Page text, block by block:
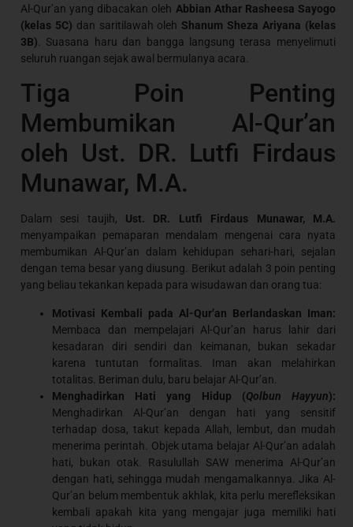
Al-Qur’an yang dibacakan oleh Abbian Athar Rasheesa Sayogo
(kelas 5C) dan saritilawah oleh Shanum Sheza Ariyana (kelas
3B) . Suasana haru dan bangga langsung terasa menyelimuti
seluruh ruangan sejak awal bermulanya acara.
Tiga Poin Penting
Membumikan Al-Qur’an
oleh Ust. DR. Lutfi Firdaus
Munawar, M.A.
Dalam sesi taujih, Ust. DR. Lutfi Firdaus Munawar, M.A.
menyampaikan pemaparan mendalam mengenai cara nyata
membumikan Al-Qur’an dalam kehidupan sehari-hari, sejalan
dengan tema besar yang diusung. Berikut adalah 3 poin penting
yang beliau tekankan kepada para wisudawan dan orang tua:
Motivasi Kembali pada Al-Qur’an Berlandaskan Iman:
Membaca dan mempelajari Al-Qur’an harus lahir dari
kesadaran diri sendiri dan keimanan, bukan sekadar
karena tuntutan formalitas. Iman akan melahirkan
totalitas. Beriman dulu, baru belajar Al-Qur’an.
Menghadirkan Hati yang Hidup (Qolbun Hayyun):
Menghadirkan Al-Qur’an dengan hati yang sensitif
terhadap dosa, takut kepada Allah, lembut, dan mudah
menerima perintah. Objek utama belajar Al-Qur’an adalah
hati, bukan otak. Rasulullah SAW menerima Al-Qur’an
dengan hati, sehingga mudah mengamalkannya. Jika Al-
Qur’an belum membentuk akhlak, kita perlu merefleksikan
kembali apakah kita yang mengajar juga memiliki hati